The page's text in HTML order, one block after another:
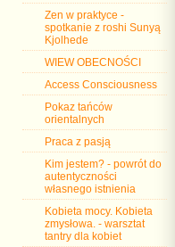
Zen w praktyce -
spotkanie z roshi Sunyą
Kjolhede
WIEW OBECNOŚCI
Access Consciousness
Pokaz tańców
orientalnych
Praca z pasją
Kim jestem? - powrót do
autentyczności
własnego istnienia
Kobieta mocy. Kobieta
zmysłowa. - warsztat
tantry dla kobiet